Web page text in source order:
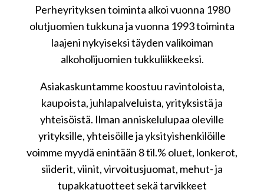
Perheyrityksen toiminta alkoi vuonna 1980
olutjuomien tukkuna ja vuonna 1993 toiminta
laajeni nykyiseksi täyden valikoiman
alkoholijuomien tukkuliikkeeksi.
Asiakaskuntamme koostuu ravintoloista,
kaupoista, juhlapalveluista, yrityksistä ja
yhteisöistä. Ilman anniskelulupaa oleville
yrityksille, yhteisöille ja yksityishenkilöille
voimme myydä enintään 8 til.% oluet, lonkerot,
siiderit, viinit, virvoitusjuomat, mehut- ja
tupakkatuotteet sekä tarvikkeet